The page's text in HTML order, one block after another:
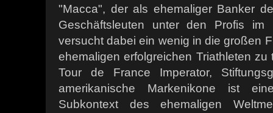
"Macca", der als ehemaliger Banker
Geschäftsleuten unter den Profis
versucht dabei ein wenig in die großen
ehemaligen erfolgreichen Triathleten zu
Tour de France Imperator,
amerikanische Markenikone ist
Subkontext des ehemaligen